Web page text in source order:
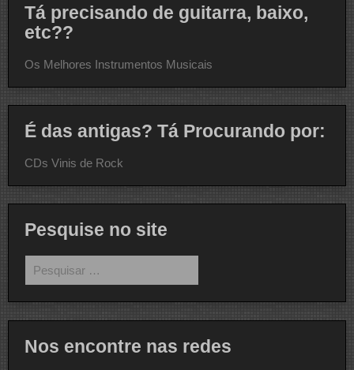
Tá precisando de guitarra, baixo,
etc??
Os Melhores Instrumentos Musicais
É das antigas? Tá Procurando por:
CDs Vinis de Rock
Pesquise no site
por:
Nos encontre nas redes